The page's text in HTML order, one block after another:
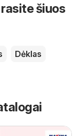
šiuos
Dėklas